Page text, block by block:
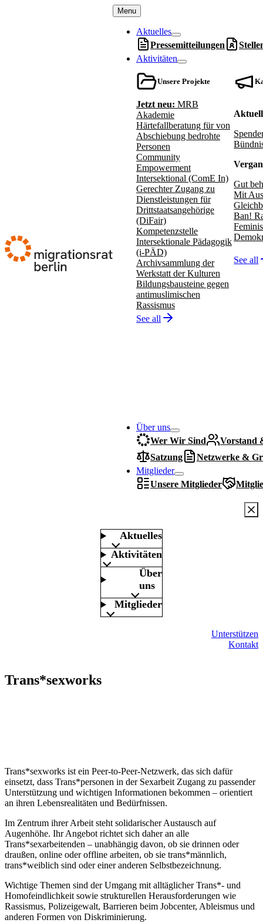
Menu
Aktuelles
Pressemitteilungen
Aktivitäten
Unsere Projekte
Jetzt neu: MRB
Akademie
Härtefallberatung für von
Abschiebung bedrohte
Personen
Community
Empowerment
Intersektional (ComE In)
Gerechter Zugang zu
Dienstleistungen für
Drittstaatsangehörige
(DiFair)
Kompetenzstelle
Intersektionale Pädagogik
(i-PÄD)
Archivsammlung der
Werkstatt der Kulturen
Bildungsbausteine gegen
antimuslimischen
Rassismus
See all
Gut
Mit
Ban!
See all
Über uns
Wer Wir Sind
Vorstand
Satzung
Netzwerke &
Mitglieder
Unsere Mitglieder
Aktuelles
Aktivitäten
Über
uns
Mitglieder
Unterstützen
Kontakt
Trans*sexworks
Trans*sexworks ist ein Peer-to-Peer-Netzwerk, das sich dafür
einsetzt, dass Trans*personen in der Sexarbeit Zugang zu passender
Unterstützung und wichtigen Informationen bekommen – orientiert
an ihren Lebensrealitäten und Bedürfnissen.
Im Zentrum ihrer Arbeit steht solidarischer Austausch auf
Augenhöhe. Ihr Angebot richtet sich daher an alle
Trans*sexarbeitenden – unabhängig davon, ob sie drinnen oder
draußen, online oder offline arbeiten, ob sie trans*männlich,
trans*weiblich sind oder einer anderen Selbstbezeichnung.
Wichtige Themen sind der Umgang mit alltäglicher Trans*- und
Homofeindlichkeit sowie strukturellen Herausforderungen wie
Rassismus, Polizeigewalt, Barrieren beim Jobcenter, Ableismus und
anderen Formen von Diskriminierung.